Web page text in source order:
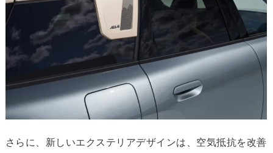
さらに、新しいエクステリアデザインは、空気抵抗を改善